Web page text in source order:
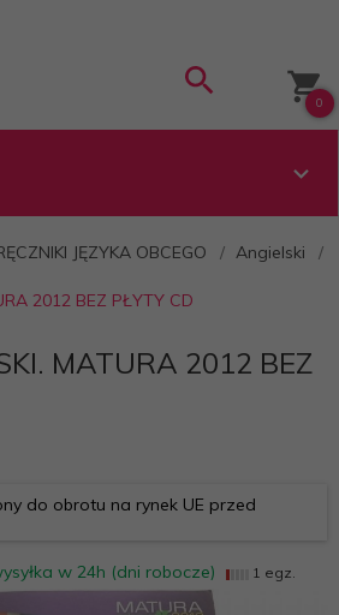
0
JĘZYKA OBCEGO Angielski
2012 BEZ PŁYTY CD
MATURA 2012 BEZ
do obrotu na rynek UE przed
w 24h (dni robocze) 1 egz.